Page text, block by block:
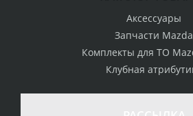
стоимости
Аксессуары
Запчасти Mazda
Комплекты для ТО
Клубная